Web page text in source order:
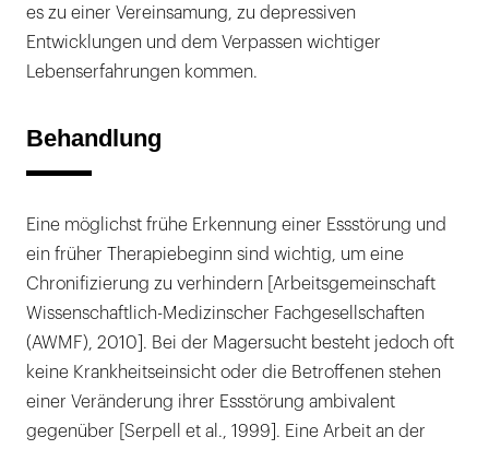
es zu einer Vereinsamung, zu depressiven
Entwicklungen und dem Verpassen wichtiger
Lebenserfahrungen kommen.
Behandlung
Eine möglichst frühe Erkennung einer Essstörung und
ein früher Therapiebeginn sind wichtig, um eine
Chronifizierung zu verhindern [Arbeitsgemeinschaft
Wissenschaftlich-Medizinscher Fachgesellschaften
(AWMF), 2010]. Bei der Magersucht besteht jedoch oft
keine Krankheitseinsicht oder die Betroffenen stehen
einer Veränderung ihrer Essstörung ambivalent
gegenüber [Serpell et al., 1999]. Eine Arbeit an der